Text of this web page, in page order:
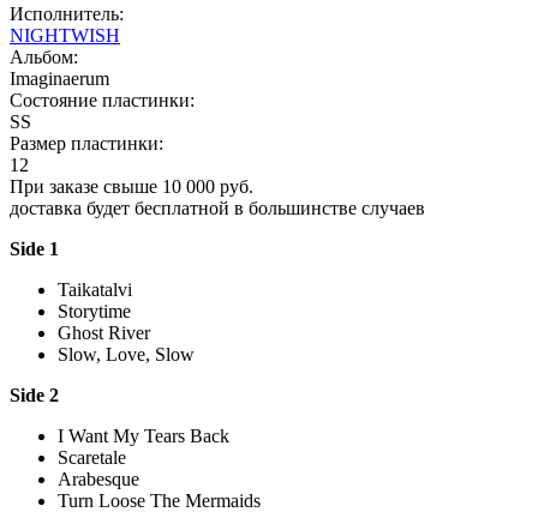
Исполнитель:
NIGHTWISH
Альбом:
Imaginaerum
Состояние пластинки:
SS
Размер пластинки:
12
При заказе свыше 10 000 руб.
доставка будет бесплатной в большинстве случаев
Side 1
Taikatalvi
Storytime
Ghost River
Slow, Love, Slow
Side 2
I Want My Tears Back
Scaretale
Arabesque
Turn Loose The Mermaids